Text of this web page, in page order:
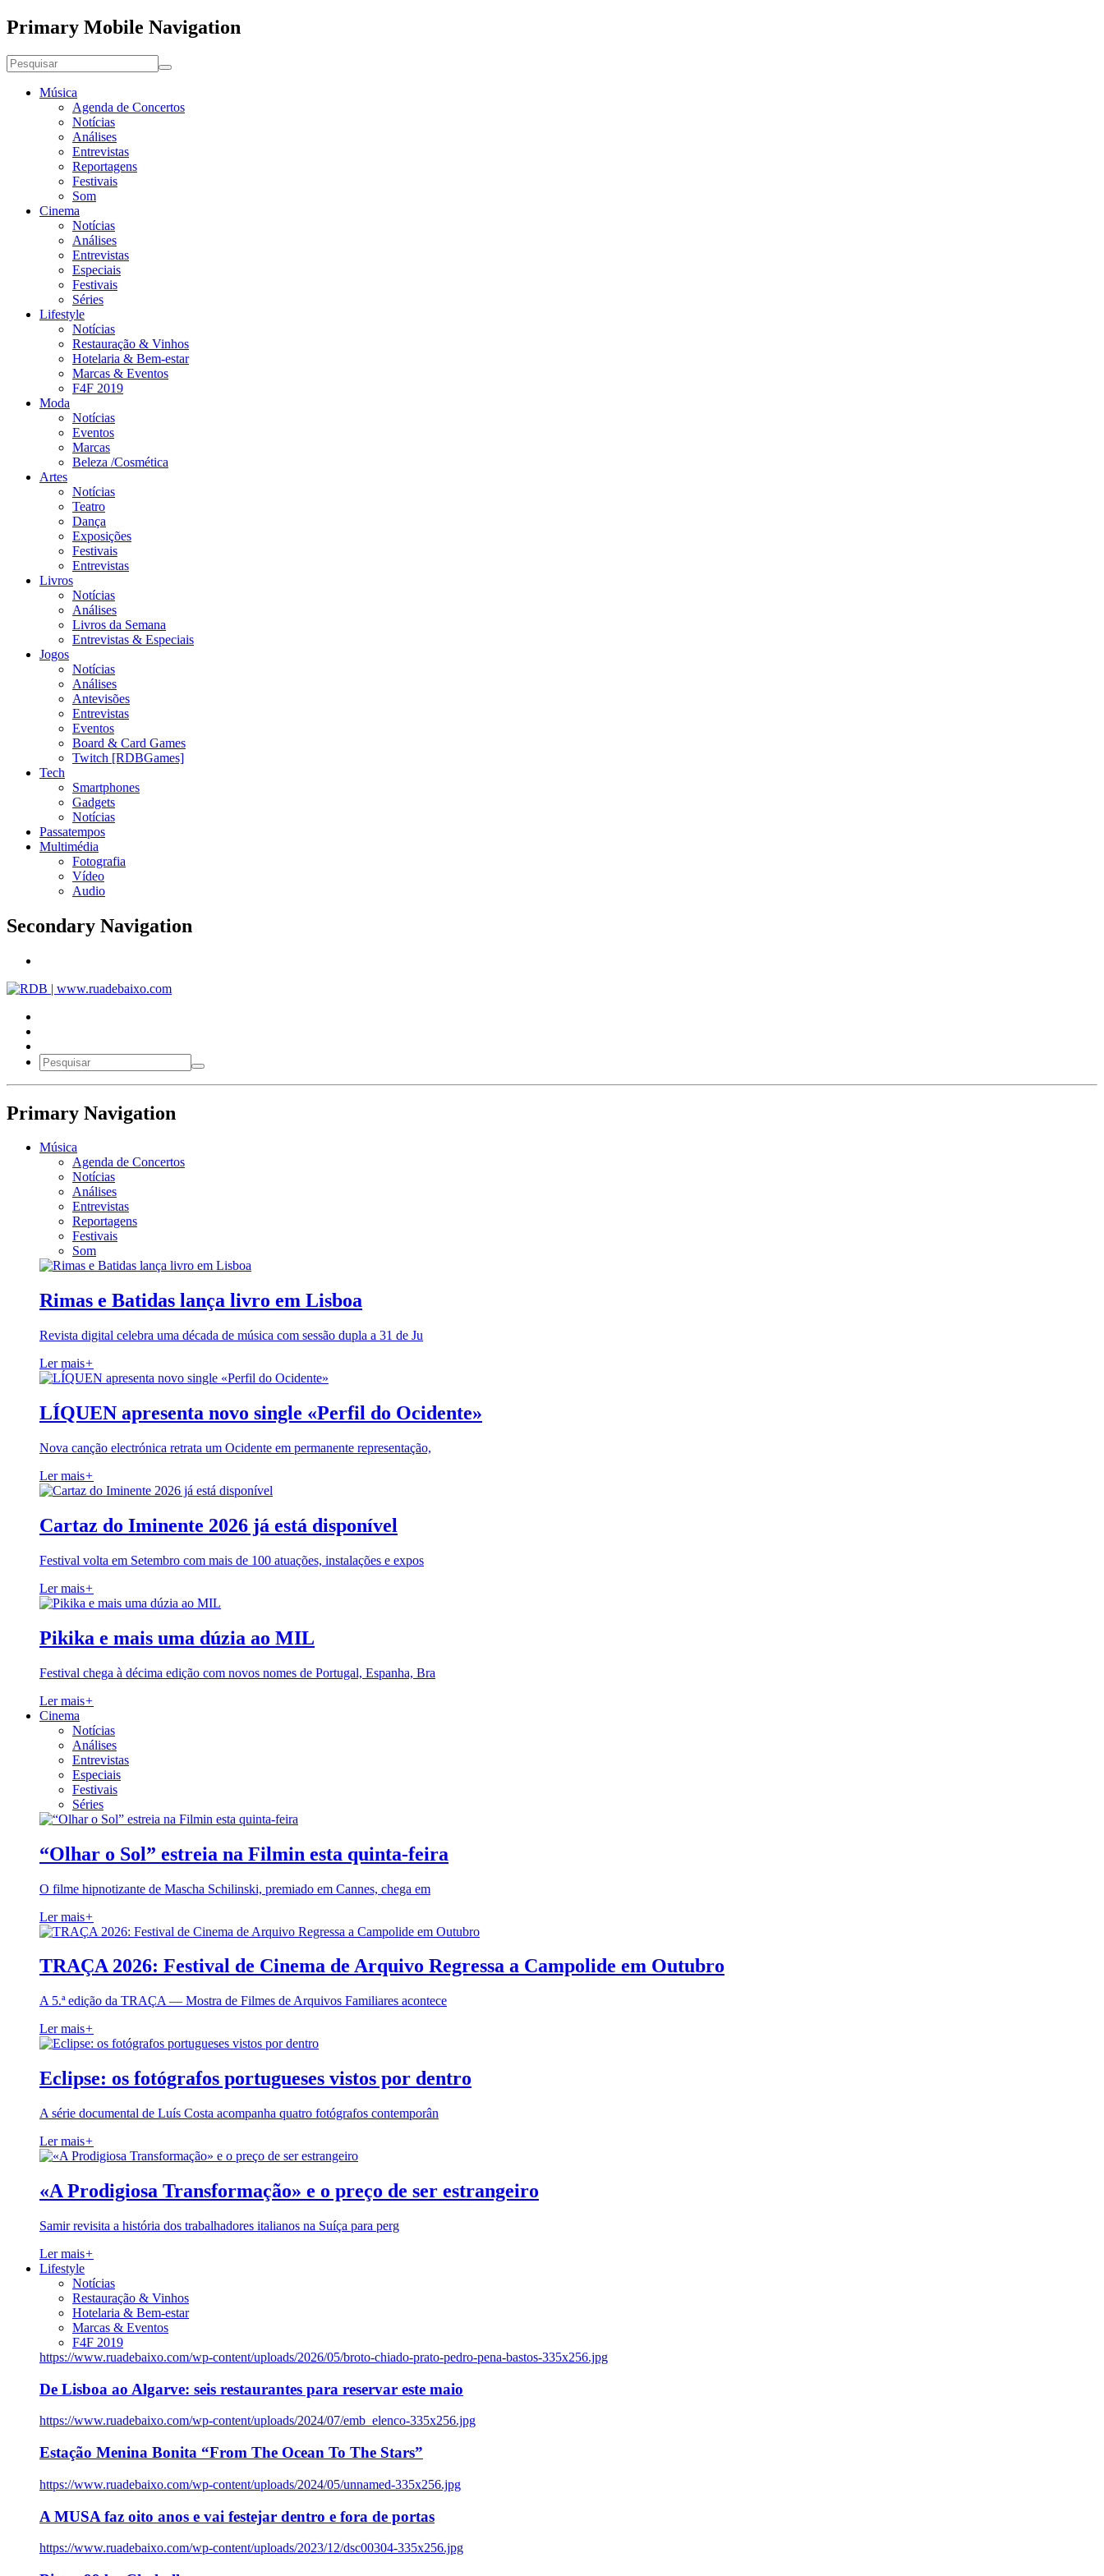
Primary Mobile Navigation
Música
Agenda de Concertos
Notícias
Análises
Entrevistas
Reportagens
Festivais
Som
Cinema
Notícias
Análises
Entrevistas
Especiais
Festivais
Séries
Lifestyle
Notícias
Restauração & Vinhos
Hotelaria & Bem-estar
Marcas & Eventos
F4F 2019
Moda
Notícias
Eventos
Marcas
Beleza /Cosmética
Artes
Notícias
Teatro
Dança
Exposições
Festivais
Entrevistas
Livros
Notícias
Análises
Livros da Semana
Entrevistas & Especiais
Jogos
Notícias
Análises
Antevisões
Entrevistas
Eventos
Board & Card Games
Twitch [RDBGames]
Tech
Smartphones
Gadgets
Notícias
Passatempos
Multimédia
Fotografia
Vídeo
Audio
Secondary Navigation
Primary Navigation
Música
Agenda de Concertos
Notícias
Análises
Entrevistas
Reportagens
Festivais
Som
Rimas e Batidas lança livro em Lisboa
Revista digital celebra uma década de música com sessão dupla a 31 de Ju
Ler mais+
LÍQUEN apresenta novo single «Perfil do Ocidente»
Nova canção electrónica retrata um Ocidente em permanente representação,
Ler mais+
Cartaz do Iminente 2026 já está disponível
Festival volta em Setembro com mais de 100 atuações, instalações e expos
Ler mais+
Pikika e mais uma dúzia ao MIL
Festival chega à décima edição com novos nomes de Portugal, Espanha, Bra
Ler mais+
Cinema
Notícias
Análises
Entrevistas
Especiais
Festivais
Séries
“Olhar o Sol” estreia na Filmin esta quinta-feira
O filme hipnotizante de Mascha Schilinski, premiado em Cannes, chega em
Ler mais+
TRAÇA 2026: Festival de Cinema de Arquivo Regressa a Campolide em Outubro
A 5.ª edição da TRAÇA — Mostra de Filmes de Arquivos Familiares acontece
Ler mais+
Eclipse: os fotógrafos portugueses vistos por dentro
A série documental de Luís Costa acompanha quatro fotógrafos contemporân
Ler mais+
«A Prodigiosa Transformação» e o preço de ser estrangeiro
Samir revisita a história dos trabalhadores italianos na Suíça para perg
Ler mais+
Lifestyle
Notícias
Restauração & Vinhos
Hotelaria & Bem-estar
Marcas & Eventos
F4F 2019
https://www.ruadebaixo.com/wp-content/uploads/2026/05/broto-chiado-prato-pedro-pena-bastos-335x256.jpg
De Lisboa ao Algarve: seis restaurantes para reservar este maio
https://www.ruadebaixo.com/wp-content/uploads/2024/07/emb_elenco-335x256.jpg
Estação Menina Bonita “From The Ocean To The Stars”
https://www.ruadebaixo.com/wp-content/uploads/2024/05/unnamed-335x256.jpg
A MUSA faz oito anos e vai festejar dentro e fora de portas
https://www.ruadebaixo.com/wp-content/uploads/2023/12/dsc00304-335x256.jpg